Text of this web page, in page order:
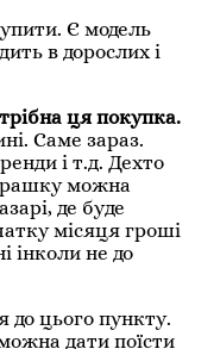
Є модель
в дорослих і
ця покупка.
Саме зараз.
і т.д. Дехто
можна
де буде
місяця гроші
інколи не до
до цього пункту.
дати поїсти